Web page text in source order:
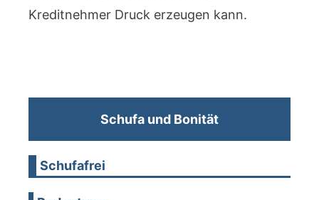
Kreditnehmer Druck erzeugen kann.
Schufa und Bonität
Schufafrei